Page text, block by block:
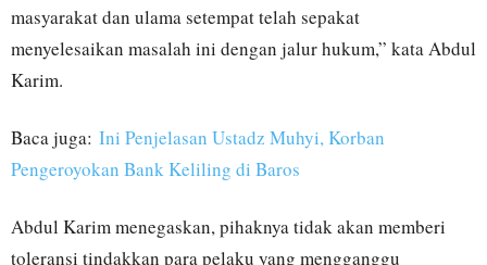
masyarakat dan ulama setempat telah sepakat
menyelesaikan masalah ini dengan jalur hukum,” kata Abdul
Karim.
Baca juga: Ini Penjelasan Ustadz Muhyi, Korban
Pengeroyokan Bank Keliling di Baros
Abdul Karim menegaskan, pihaknya tidak akan memberi
toleransi tindakkan para pelaku yang mengganggu